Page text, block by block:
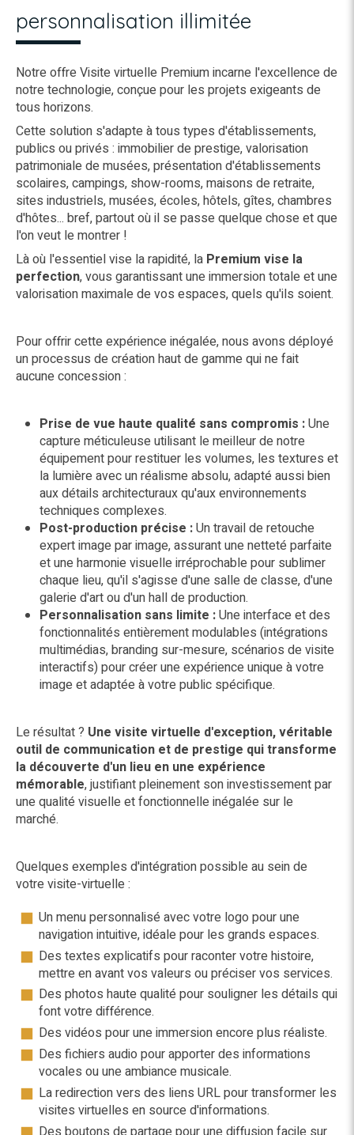
personnalisation illimitée
Notre offre Visite virtuelle Premium incarne l'excellence de
notre technologie, conçue pour les projets exigeants de
tous horizons.
Cette solution s'adapte à tous types d'établissements,
publics ou privés : immobilier de prestige, valorisation
patrimoniale de musées, présentation d'établissements
scolaires, campings, show-rooms, maisons de retraite,
sites industriels, musées, écoles, hôtels, gîtes, chambres
d'hôtes... bref, partout où il se passe quelque chose et que
l'on veut le montrer !
Là où l'essentiel vise la rapidité, la Premium vise la
perfection, vous garantissant une immersion totale et une
valorisation maximale de vos espaces, quels qu'ils soient.
Pour offrir cette expérience inégalée, nous avons déployé
un processus de création haut de gamme qui ne fait
aucune concession :
Prise de vue haute qualité sans compromis :Une
capture méticuleuse utilisant le meilleur de notre
équipement pour restituer les volumes, les textures et
la lumière avec un réalisme absolu, adapté aussi bien
aux détails architecturaux qu'aux environnements
techniques complexes.
Post-production précise :Un travail de retouche
expert image par image, assurant une netteté parfaite
et une harmonie visuelle irréprochable pour sublimer
chaque lieu, qu'il s'agisse d'une salle de classe, d'une
galerie d'art ou d'un hall de production.
Personnalisation sans limite :Une interface et des
fonctionnalités entièrement modulables (intégrations
multimédias, branding sur-mesure, scénarios de visite
interactifs) pour créer une expérience unique à votre
image et adaptée à votre public spécifique.
Le résultat ? Une visite virtuelle d'exception, véritable
outil de communication et de prestige qui transforme
la découverte d'un lieu en une expérience
mémorable, justifiant pleinement son investissement par
une qualité visuelle et fonctionnelle inégalée sur le
marché.
Quelques exemples d'intégration possible au sein de
votre visite-virtuelle :
Un menu personnalisé avec votre logo pour une
navigation intuitive, idéale pour les grands espaces.
Des textes explicatifs pour raconter votre histoire,
mettre en avant vos valeurs ou préciser vos services.
Des photos haute qualité pour souligner les détails qui
font votre différence.
Des vidéos pour une immersion encore plus réaliste.
Des fichiers audio pour apporter des informations
vocales ou une ambiance musicale.
La redirection vers des liens URL pour transformer les
visites virtuelles en source d'informations.